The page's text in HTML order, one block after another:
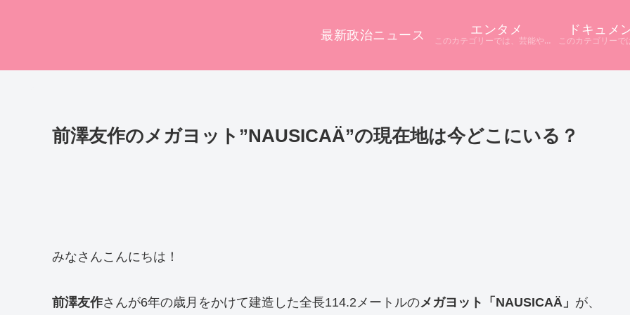
最新政治ニュース エンタメ
このカテゴリーでは、芸能やエンタメに関するニュースをまとめています。 テレビや配信サービス、SNSなど多様な情報源から話題をピックアップ。 ニュース記事だけでは分からない背景や疑問点を深掘りし、分かりやすく解説しています。
ドキュメ
前澤友作のメガヨット”NAUSICAÄ”の現在地は今どこにいる？
みなさんこんにちは！
前澤友作さんが6年の歳月をかけて建造した全長114.2メートルのメガヨット「NAUSICAÄ」 が、